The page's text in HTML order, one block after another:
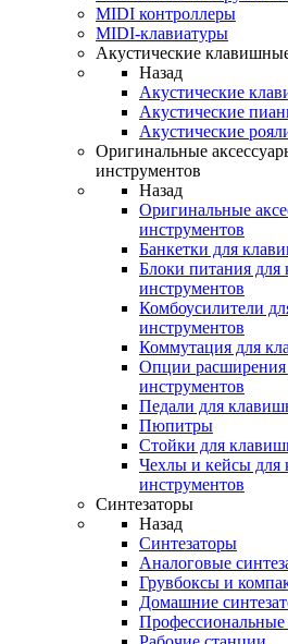
MIDI контроллеры
MIDI-клавиатуры
Акустические
Назад
Акустические
Акустические
Акустические
Оригинальные
инструментов
Назад
Оригинальные
инструментов
Банкетки для
Блоки питания
инструментов
Комбоусилители
инструментов
Коммутация для
Опции
инструментов
Педали для
Пюпитры
Стойки для
Чехлы и кейсы
инструментов
Синтезаторы
Назад
Синтезаторы
Аналоговые
Грувбоксы и
Домашние
Профессиональные